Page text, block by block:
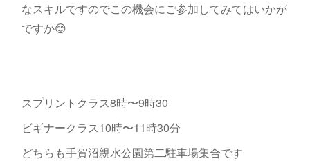
なスキルですのでこの機会にご参加してみてはいかが
ですか😊
スプリントクラス8時〜9時30
ビギナークラス10時〜11時30分
どちらも手賀沼親水公園第二駐車場集合です